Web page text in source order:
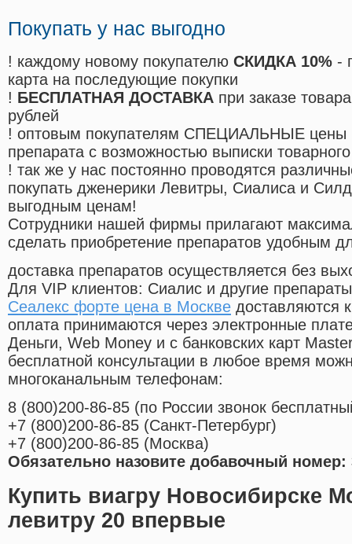
Покупать у нас выгодно
! каждому новому покупателю СКИДКА 10% -
карта на последующие покупки
! БЕСПЛАТНАЯ ДОСТАВКА при заказе
рублей
! оптовым покупателям СПЕЦИАЛЬНЫЕ цены
препарата с возможностью выписки
! так же у нас постоянно проводятся
покупать дженерики Левитры, Сиалиса и
выгодным ценам!
Cотрудники нашей фирмы прилагают
сделать приобретение препаратов удобным
доставка препаратов осуществляется без
Для VIP клиентов: Сиалис и другие
Сеалекс форте цена в Москве доставляются
оплата принимаются через электронные
Деньги, Web Money и с банковских карт
бесплатной консультации в любое время
многоканальным телефонам:
8 (800)200-86-85 (по России звонок
+7 (800)200-86-85 (Санкт-Петербург)
+7 (800)200-86-85 (Москва)
Обязательно назовите добавочный номер:
Купить виагру Новосибирске
левитру 20 впервые